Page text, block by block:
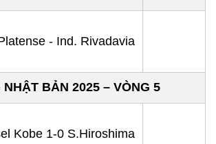
- Ind. Rivadavia
BẢN 2025 – VÒNG 5
Kobe 1-0 S.Hiroshima